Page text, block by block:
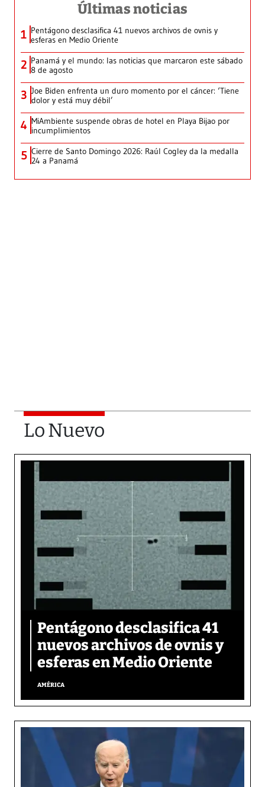
Últimas noticias
1 Pentágono desclasifica 41 nuevos archivos de ovnis y
esferas en Medio Oriente
2 Panamá y el mundo: las noticias que marcaron este sábado
8 de agosto
3 Joe Biden enfrenta un duro momento por el cáncer: ‘Tiene
dolor y está muy débil’
4 MiAmbiente suspende obras de hotel en Playa Bijao por
incumplimientos
5 Cierre de Santo Domingo 2026: Raúl Cogley da la medalla
24 a Panamá
Lo Nuevo
Pentágono desclasifica 41
nuevos archivos de ovnis y
esferas en Medio Oriente
AMÉRICA